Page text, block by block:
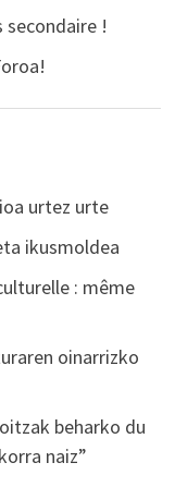
secondaire !
urtez urte
ikusmoldea
: même
oinarrizko
beharko du
naiz”